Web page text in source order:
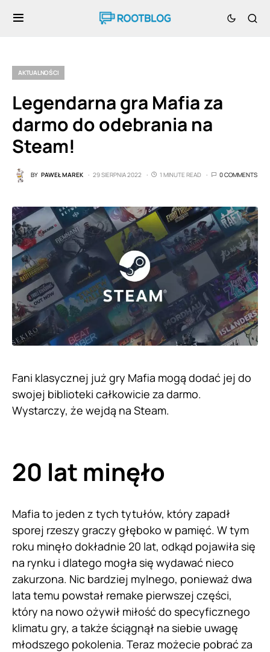
AKTUALNOŚCI
Legendarna gra Mafia za
darmo do odebrania na
Steam!
BY PAWEŁ MAREK 29 SIERPNIA 2022 1 MINUTE READ 0 COMMENTS
Fani klasycznej już gry Mafia mogą dodać jej do
swojej biblioteki całkowicie za darmo.
Wystarczy, że wejdą na Steam.
20 lat minęło
Mafia to jeden z tych tytułów, który zapadł
sporej rzeszy graczy głęboko w pamięć. W tym
roku minęło dokładnie 20 lat, odkąd pojawiła się
na rynku i dlatego mogła się wydawać nieco
zakurzona. Nic bardziej mylnego, ponieważ dwa
lata temu powstał remake pierwszej części,
który na nowo ożywił miłość do specyficznego
klimatu gry, a także ściągnął na siebie uwagę
młodszego pokolenia. Teraz możecie pobrać za